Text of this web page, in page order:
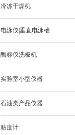
冷冻干燥机
电泳仪|垂直电泳槽
酶标仪洗板机
实验室小型仪器
石油类产品仪器
粘度计